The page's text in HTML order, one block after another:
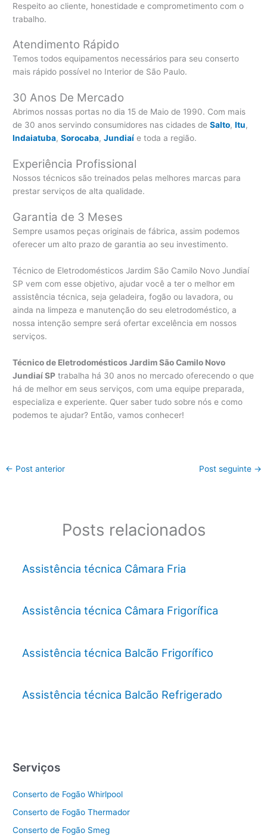
Respeito ao cliente, honestidade e comprometimento com o
trabalho.
Atendimento Rápido
Temos todos equipamentos necessários para seu conserto
mais rápido possível no Interior de São Paulo.
30 Anos De Mercado
Abrimos nossas portas no dia 15 de Maio de 1990. Com mais
de 30 anos servindo consumidores nas cidades deSalto,Itu,
Indaiatuba,Sorocaba,Jundiaí e toda a região.
Experiência Profissional
Nossos técnicos são treinados pelas melhores marcas para
prestar serviços de alta qualidade.
Garantia de 3 Meses
Sempre usamos peças originais de fábrica, assim podemos
oferecer um alto prazo de garantia ao seu investimento.
Técnico de Eletrodomésticos Jardim São Camilo Novo Jundiaí
SP vem com esse objetivo, ajudar você a ter o melhor em
assistência técnica, seja geladeira, fogão ou lavadora, ou
ainda na limpeza e manutenção do seu eletrodoméstico, a
nossa intenção sempre será ofertar excelência em nossos
serviços.
Técnico de Eletrodomésticos Jardim São Camilo Novo
Jundiaí SP trabalha há 30 anos no mercado oferecendo o que
há de melhor em seus serviços, com uma equipe preparada,
especializa e experiente. Quer saber tudo sobre nós e como
podemos te ajudar? Então, vamos conhecer!
← Post anterior Post seguinte →
Posts relacionados
Assistência técnica Câmara Fria
Assistência técnica Câmara Frigorífica
Assistência técnica Balcão Frigorífico
Assistência técnica Balcão Refrigerado
Serviços
Conserto de Fogão Whirlpool
Conserto de Fogão Thermador
Conserto de Fogão Smeg